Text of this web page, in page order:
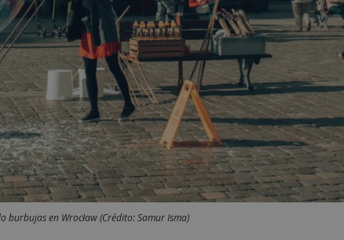
burbujas en Wrocław (Crédito: Samur Isma)